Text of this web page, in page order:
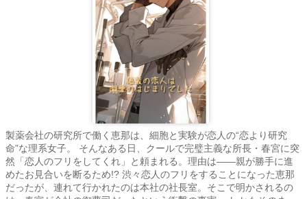
製薬会社の研究所で働く恵那は、細胞と実験が恋人の“恋より研究
命”な理系女子。 そんなある日、クールで完璧主義な所長・春宮に突
然「恋人のフリをしてくれ」と頼まれる。理由は――親が勝手に進
めたお見合いを断るため!? 渋々恋人のフリをすることになった恵那
だったが、連れて行かれたのは本社の社長室。そこで明かされるの